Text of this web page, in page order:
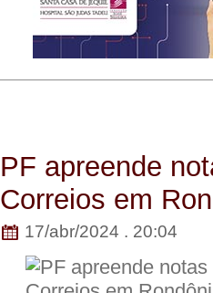
PF apreende
Correios em
17/abr/2024 . 20:04